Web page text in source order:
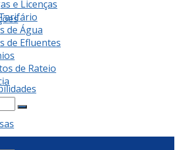
e Licenças
de Água
de Efluentes
de Rateio